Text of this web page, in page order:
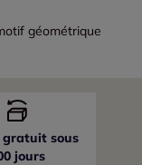
géométrique
gratuit sous
jours